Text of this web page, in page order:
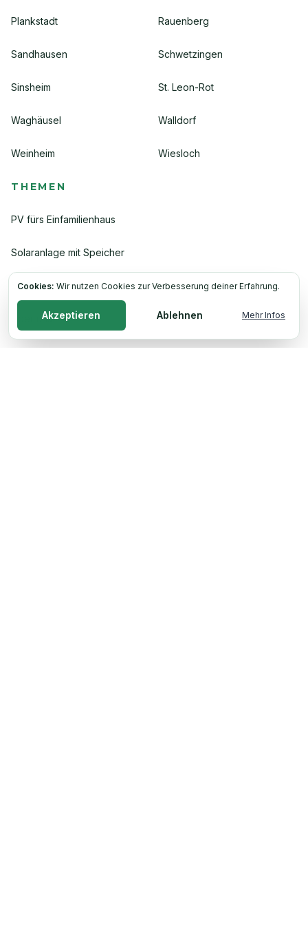
Plankstadt Rauenberg
Sandhausen Schwetzingen
Sinsheim St. Leon-Rot
Waghäusel Walldorf
Weinheim Wiesloch
THEMEN
PV fürs Einfamilienhaus
Solaranlage mit Speicher
Solarteur in deiner Nähe
Über uns
Stromkosten senken
Cookies: Wir nutzen Cookies zur Verbesserung deiner Erfahrung.
Akzeptieren Ablehnen Mehr Infos